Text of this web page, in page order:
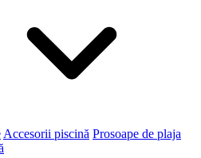
Accesorii piscină Prosoape de plaja